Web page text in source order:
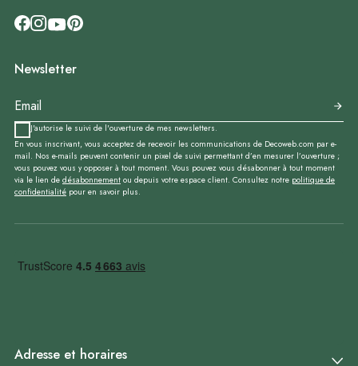
Newsletter
J'autorise le suivi de l'ouverture de mes newsletters.
En vous inscrivant, vous acceptez de recevoir les communications de Decoweb.com par e-
mail. Nos e-mails peuvent contenir un pixel de suivi permettant d’en mesurer l’ouverture ;
vous pouvez vous y opposer à tout moment. Vous pouvez vous désabonner à tout moment
via le lien de désabonnement ou depuis votre espace client. Consultez notre politique de
confidentialité pour en savoir plus.
Adresse et horaires